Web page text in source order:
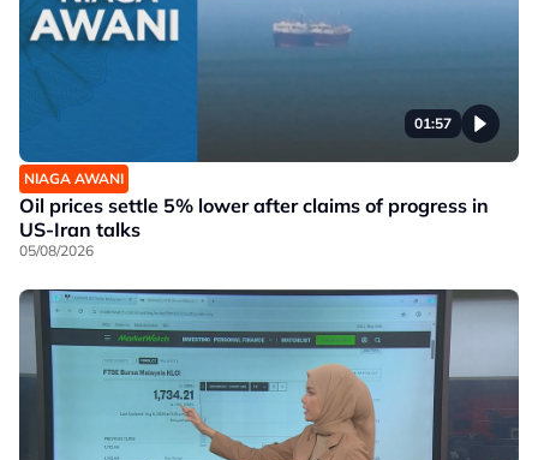
01:57
NIAGA AWANI
Oil prices settle 5% lower after claims of progress in
US-Iran talks
05/08/2026